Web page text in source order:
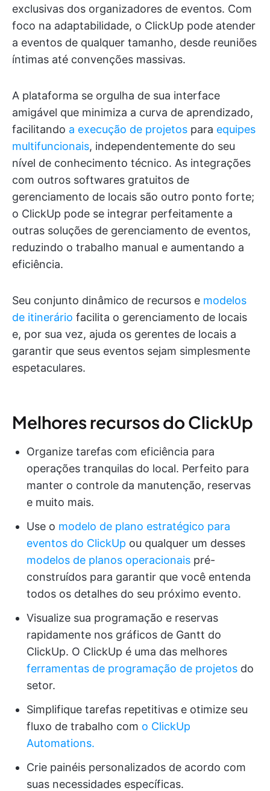
exclusivas dos organizadores de eventos. Com
foco na adaptabilidade, o ClickUp pode atender
a eventos de qualquer tamanho, desde reuniões
íntimas até convenções massivas.
A plataforma se orgulha de sua interface
amigável que minimiza a curva de aprendizado,
facilitando a execução de projetos para equipes
multifuncionais, independentemente do seu
nível de conhecimento técnico. As integrações
com outros softwares gratuitos de
gerenciamento de locais são outro ponto forte;
o ClickUp pode se integrar perfeitamente a
outras soluções de gerenciamento de eventos,
reduzindo o trabalho manual e aumentando a
eficiência.
Seu conjunto dinâmico de recursos e modelos
de itinerário facilita o gerenciamento de locais
e, por sua vez, ajuda os gerentes de locais a
garantir que seus eventos sejam simplesmente
espetaculares.
Melhores recursos do ClickUp
Organize tarefas com eficiência para
operações tranquilas do local. Perfeito para
manter o controle da manutenção, reservas
e muito mais.
Use o modelo de plano estratégico para
eventos do ClickUp ou qualquer um desses
modelos de planos operacionais pré-
construídos para garantir que você entenda
todos os detalhes do seu próximo evento.
Visualize sua programação e reservas
rapidamente nos gráficos de Gantt do
ClickUp. O ClickUp é uma das melhores
ferramentas de programação de projetos do
setor.
Simplifique tarefas repetitivas e otimize seu
fluxo de trabalho com o ClickUp
Automations.
Crie painéis personalizados de acordo com
suas necessidades específicas.